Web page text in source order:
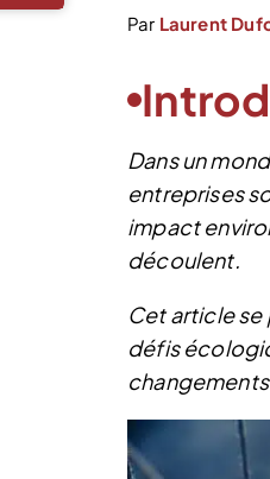
Par Laurent
Dans un
entreprises
impact
découlent.
Cet article
défis